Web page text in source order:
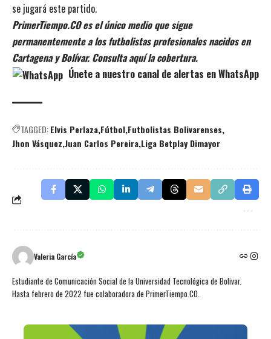
se jugará este partido.
PrimerTiempo.CO es el único medio que sigue
permanentemente a los futbolistas profesionales nacidos en
Cartagena y Bolívar. Consulta aquí la cobertura.
Únete a nuestro canal de alertas en WhatsApp
TAGGED:Elvis Perlaza Fútbol Futbolistas Bolivarenses
Jhon Vásquez Juan Carlos Pereira Liga Betplay Dimayor
Valeria García
Estudiante de Comunicación Social de la Universidad Tecnológica de Bolivar.
Hasta febrero de 2022 fue colaboradora de PrimerTiempo.CO.